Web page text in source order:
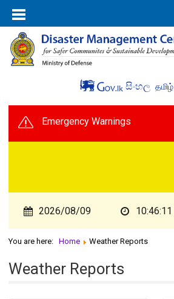
සිංහල தமிழ்
Emergency Warnings
2026/08/09 10:46:11
You are here: Home Weather Reports
Weather Reports